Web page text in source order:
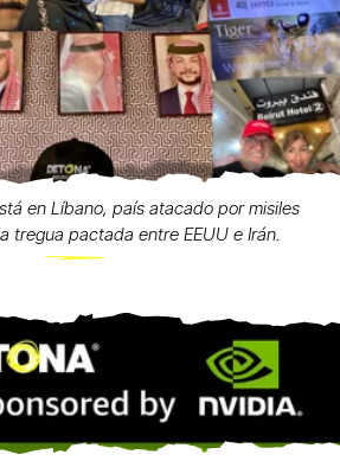
en Líbano, país atacado por misiles
tregua pactada entre EEUU e Irán.